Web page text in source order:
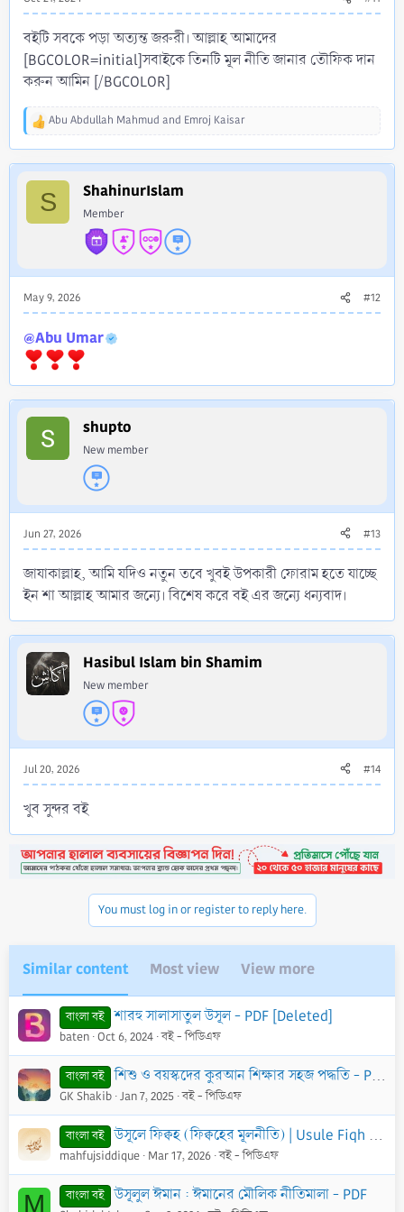
বইটি সবকে পড়া অত্যন্ত জরুরী। আল্লাহ আমাদের
[BGCOLOR=initial]সবাইকে তিনটি মূল নীতি জানার তৌফিক দান
করুন আমিন [/BGCOLOR]
R
a
o
:
Abu Abdullah Mahmud and Emroj Kaisar
S ShahinurIslam
Member
May 9, 2026 #12
@Abu Umar
shupto
New member
Jun 27, 2026 #13
জাযাকাল্লাহ, আমি যদিও নতুন তবে খুবই উপকারী ফোরাম হতে যাচ্ছে
ইন শা আল্লাহ আমার জন্যে। বিশেষ করে বই এর জন্যে ধন্যবাদ।
Hasibul Islam bin Shamim
New member
Jul 20, 2026 #14
খুব সুন্দর বই
You must log in or register to reply here.
Similar content Most view View more
বাংলা বই শারহু সালাসাতুল উসূল - PDF [Deleted]
baten Oct 6, 2024 বই - পিডিএফ
বাংলা বই শিশু ও বয়স্কদের কুরআন শিক্ষার সহজ পদ্ধতি - PDF
GK Shakib Jan 7, 2025 বই - পিডিএফ
বাংলা বই উসূলে ফিক্বহ (ফিক্বহের মূলনীতি) | Usule Fiqh - PDF
mahfujsiddique Mar 17, 2026 বই - পিডিএফ
M বাংলা বই উসূলুল ঈমান : ঈমানের মৌলিক নীতিমালা - PDF